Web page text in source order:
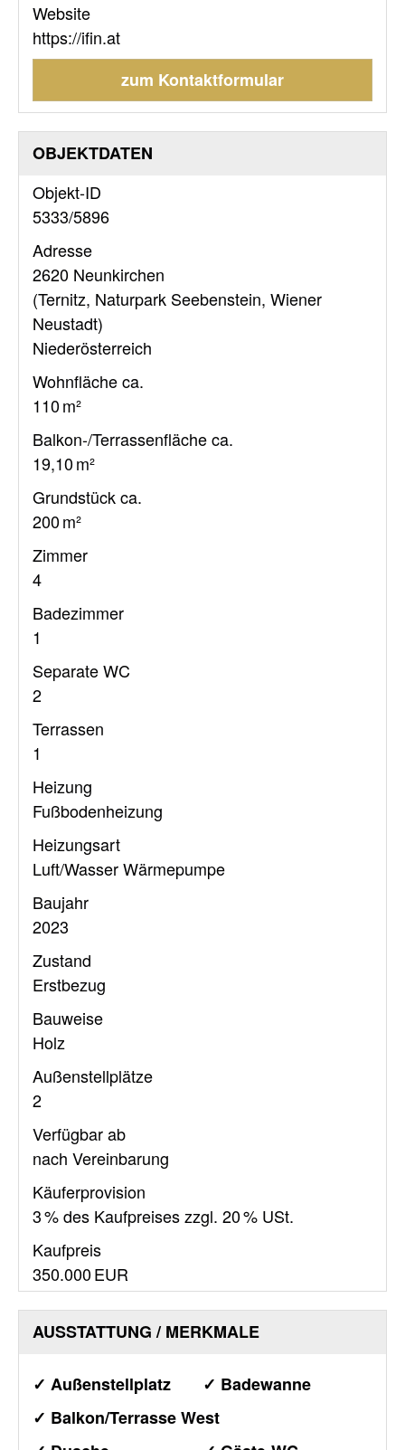
Website
https://ifin.at
zum Kontaktformular
OBJEKTDATEN
Objekt-ID
5333/5896
Adresse
2620 Neunkirchen
(Ternitz, Naturpark Seebenstein, Wiener
Neustadt)
Niederösterreich
Wohnfläche ca.
110 m²
Balkon-/Terrassen­fläche ca.
19,10 m²
Grund­stück ca.
200 m²
Zimmer
4
Badezimmer
1
Separate WC
2
Terrassen
1
Heizung
Fußbodenheizung
Heizungsart
Luft/Wasser Wärmepumpe
Baujahr
2023
Zustand
Erstbezug
Bauweise
Holz
Außen­stellplätze
2
Verfügbar ab
nach Vereinbarung
Käufer­provision
3 % des Kaufpreises zzgl. 20 % USt.
Kaufpreis
350.000 EUR
AUSSTATTUNG / MERKMALE
✓ Außenstellplatz
✓ Badewanne
✓ Balkon/Terrasse West